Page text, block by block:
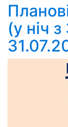
(у ніч